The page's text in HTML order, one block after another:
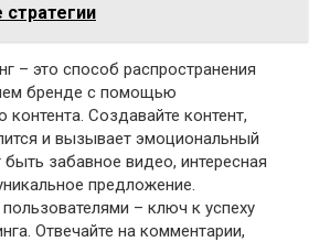
– это способ распространения
бренде с помощью
контента. Создавайте контент,
и вызывает эмоциональный
забавное видео, интересная
предложение.
– ключ к успеху
Отвечайте на комментарии,